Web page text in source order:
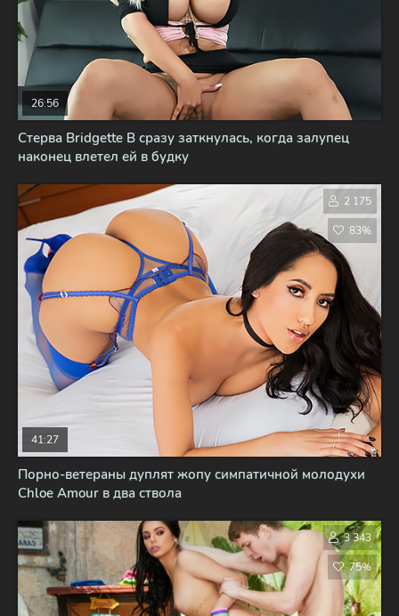
Стерва Bridgette B сразу заткнулась, когда залупец
наконец влетел ей в будку
26:56
Порно-ветераны дуплят жопу симпатичной молодухи
Chloe Amour в два ствола
41:27
2 175
83%
3 343
75%